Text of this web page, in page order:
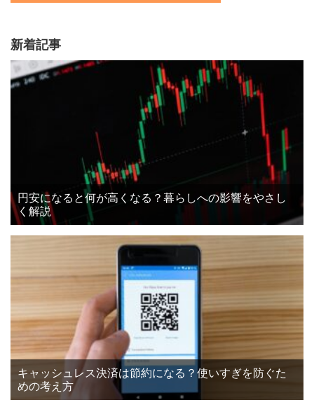
新着記事
円安になると何が高くなる？暮らしへの影響をやさし
く解説
キャッシュレス決済は節約になる？使いすぎを防ぐた
めの考え方